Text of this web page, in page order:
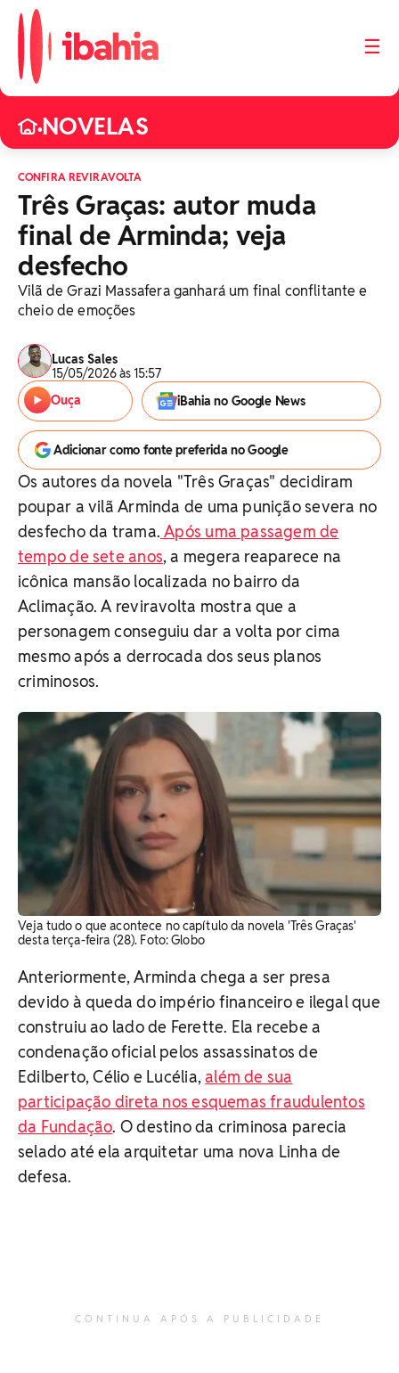
☰
•NOVELAS
CONFIRA REVIRAVOLTA
Três Graças: autor muda
final de Arminda; veja
desfecho
Vilã de Grazi Massafera ganhará um final conflitante e
cheio de emoções
Lucas Sales
15/05/2026 às 15:57
Ouça
iBahia no Google News
Adicionar como fonte preferida no Google
Os autores da novela "Três Graças" decidiram
poupar a vilã Arminda de uma punição severa no
desfecho da trama. Após uma passagem de
tempo de sete anos, a megera reaparece na
icônica mansão localizada no bairro da
Aclimação. A reviravolta mostra que a
personagem conseguiu dar a volta por cima
mesmo após a derrocada dos seus planos
criminosos.
Veja tudo o que acontece no capítulo da novela 'Três Graças'
desta terça-feira (28). Foto: Globo
Anteriormente, Arminda chega a ser presa
devido à queda do império financeiro e ilegal que
construiu ao lado de Ferette. Ela recebe a
condenação oficial pelos assassinatos de
Edilberto, Célio e Lucélia,além de sua
participação direta nos esquemas fraudulentos
da Fundação. O destino da criminosa parecia
selado até ela arquitetar uma nova Linha de
defesa.
CONTINUA APÓS A PUBLICIDADE